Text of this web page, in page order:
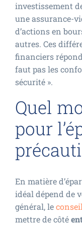
investissement
une assurance-
d’actions en
autres. Ces
financiers
faut pas les
sécurité ».
Quel
pour
En matière
idéal dépend de
général, le
mettre de côté